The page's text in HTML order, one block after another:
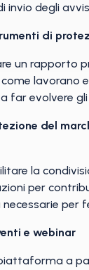
invio degli
di
un rapporto
lavorano
far evolvere
del
la
per
per
e webinar
a